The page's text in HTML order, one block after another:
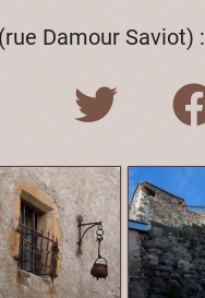
Damour Saviot)